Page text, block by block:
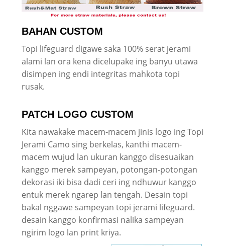
BAHAN CUSTOM
Topi lifeguard digawe saka 100% serat jerami
alami lan ora kena dicelupake ing banyu utawa
disimpen ing endi integritas mahkota topi
rusak.
PATCH LOGO CUSTOM
Kita nawakake macem-macem jinis logo ing Topi
Jerami Camo sing berkelas, kanthi macem-
macem wujud lan ukuran kanggo disesuaikan
kanggo merek sampeyan, potongan-potongan
dekorasi iki bisa dadi ceri ing ndhuwur kanggo
entuk merek ngarep lan tengah. Desain topi
bakal nggawe sampeyan topi jerami lifeguard.
desain kanggo konfirmasi nalika sampeyan
ngirim logo lan print kriya.